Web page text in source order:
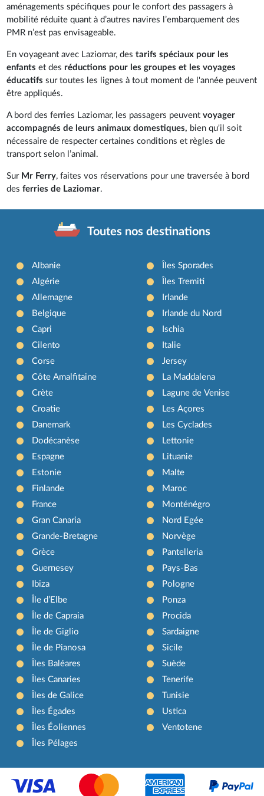
aménagements spécifiques pour le confort des passagers à
mobilité réduite quant à d’autres navires l’embarquement des
PMR n’est pas envisageable.
En voyageant avec Laziomar, destarifs spéciaux pour les
enfants et des réductions pour les groupes et les voyages
éducatifs sur toutes les lignes à tout moment de l'année peuvent
être appliqués.
A bord des ferries Laziomar, les passagers peuventvoyager
accompagnés de leurs animaux domestiques, bien qu'il soit
nécessaire de respecter certaines conditions et règles de
transport selon l’animal.
Sur Mr Ferry, faites vos réservations pour une traversée à bord
desferries de Laziomar.
Toutes nos destinations
Albanie
Algérie
Allemagne
Belgique
Capri
Cilento
Corse
Côte Amalfitaine
Crète
Croatie
Danemark
Dodécanèse
Espagne
Estonie
Finlande
France
Gran Canaria
Grande-Bretagne
Grèce
Guernesey
Ibiza
Île d’Elbe
Île de Capraia
Île de Giglio
Île de Pianosa
Îles Baléares
Îles Canaries
Îles de Galice
Îles Égades
Îles Éoliennes
Îles Pélages
Îles Sporades
Îles Tremiti
Irlande
Irlande du Nord
Ischia
Italie
Jersey
La Maddalena
Lagune de Venise
Les Açores
Les Cyclades
Lettonie
Lituanie
Malte
Maroc
Monténégro
Nord Egée
Norvège
Pantelleria
Pays-Bas
Pologne
Ponza
Procida
Sardaigne
Sicile
Suède
Tenerife
Tunisie
Ustica
Ventotene